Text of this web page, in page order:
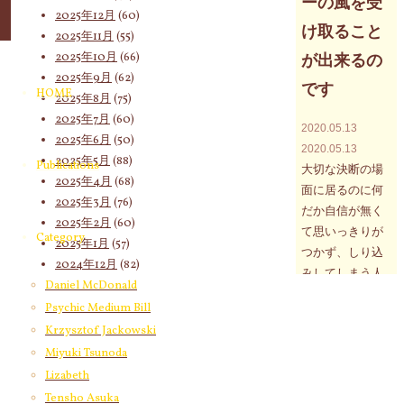
HOME
Publications
Category
Daniel McDonald
Psychic Medium Bill
Krzysztof Jackowski
Miyuki Tsunoda
Lizabeth
Tensho Asuka
け取ること
が出来るの
です
2020.05.13
2020.05.13
大切な決断の場
面に居るのに何
だか自信が無く
て思いっきりが
つかず、しり込
みしてしまう人
2025年12月 (60)
2025年11月 (55)
2025年10月 (66)
2025年9月 (62)
2025年8月 (75)
2025年7月 (60)
2025年6月 (50)
2025年5月 (88)
2025年4月 (68)
2025年3月 (76)
2025年2月 (60)
2025年1月 (57)
2024年12月 (82)
2024年11月(53)
2024年10月(65)
2024年9月(58)
2024年8月(65)
2024年7月
2024年6月